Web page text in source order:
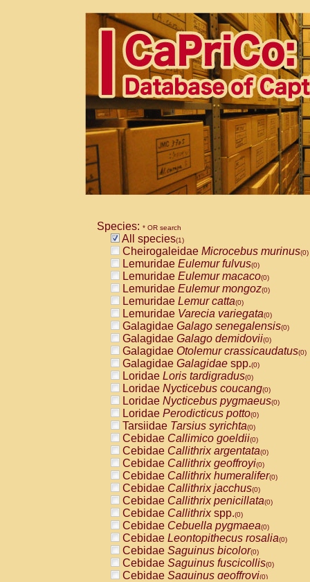
Species: * OR search
All species(1)
Cheirogaleidae Microcebus murinus(0)
Lemuridae Eulemur fulvus(0)
Lemuridae Eulemur macaco(0)
Lemuridae Eulemur mongoz(0)
Lemuridae Lemur catta(0)
Lemuridae Varecia variegata(0)
Galagidae Galago senegalensis(0)
Galagidae Galago demidovii(0)
Galagidae Otolemur crassicaudatus(0)
Galagidae Galagidae spp.(0)
Loridae Loris tardigradus(0)
Loridae Nycticebus coucang(0)
Loridae Nycticebus pygmaeus(0)
Loridae Perodicticus potto(0)
Tarsiidae Tarsius syrichta(0)
Cebidae Callimico goeldii(0)
Cebidae Callithrix argentata(0)
Cebidae Callithrix geoffroyi(0)
Cebidae Callithrix humeralifer(0)
Cebidae Callithrix jacchus(0)
Cebidae Callithrix penicillata(0)
Cebidae Callithrixspp.(0)
Cebidae Cebuella pygmaea(0)
Cebidae Leontopithecus rosalia(0)
Cebidae Saguinus bicolor(0)
Cebidae Saguinus fuscicollis(0)
Cebidae Saguinus geoffroyi(0)